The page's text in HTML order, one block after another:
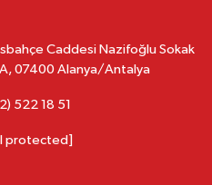
Caddesi Nazifoğlu Sokak
07400 Alanya/Antalya
522 18 51
protected]